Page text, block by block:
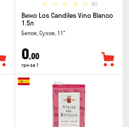
(0)
Вино Los Candiles Vino Blanco
1.5л
Белое, Сухое, 11°
0,00
грн за 1